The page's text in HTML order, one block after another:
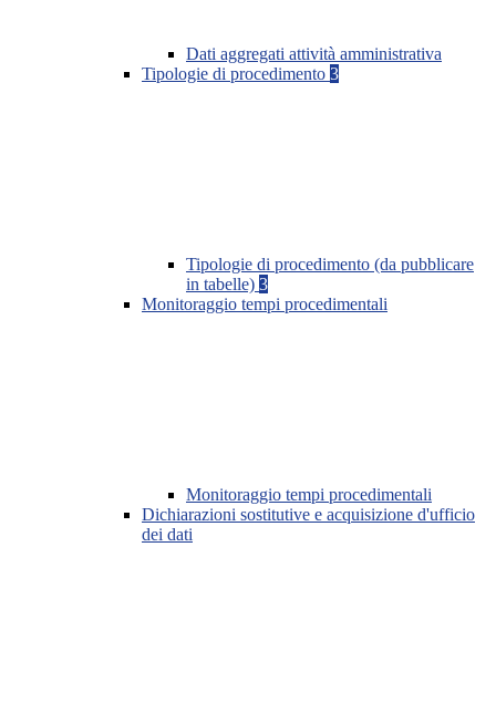
Dati aggregati attività amministrativa
Tipologie di procedimento 3
Tipologie di procedimento (da pubblicare
in tabelle) 3
Monitoraggio tempi procedimentali
Monitoraggio tempi procedimentali
Dichiarazioni sostitutive e acquisizione d'ufficio
dei dati